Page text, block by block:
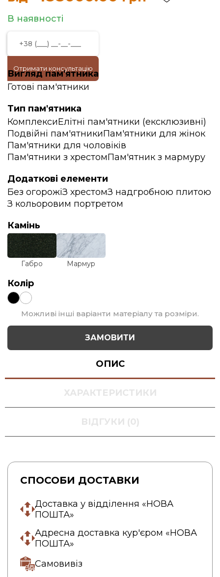
В наявності
Отримати консультацію
Вигляд пам'ятника
Готові пам'ятники
Тип пам'ятника
КомплексиЕлітні пам'ятники (ексклюзивні)
Подвійні пам'ятникиПам'ятники для жінок
Пам'ятники для чоловіків
Пам'ятники з хрестомПам'ятник з мармуру
Додаткові елементи
Без огорожіЗ хрестомЗ надгробною плитою
З кольоровим портретом
Камінь
Габро Мармур
Колір
Можливі інші варіанти матеріалу та розміри.
ЗАМОВИТИ
ОПИС
ХАРАКТЕРИСТИКИ
ВІДГУКИ (0)
СПОСОБИ ДОСТАВКИ
Доставка у відділення «НОВА
ПОШТА»
Адресна доставка кур'єром «НОВА
ПОШТА»
Самовивіз